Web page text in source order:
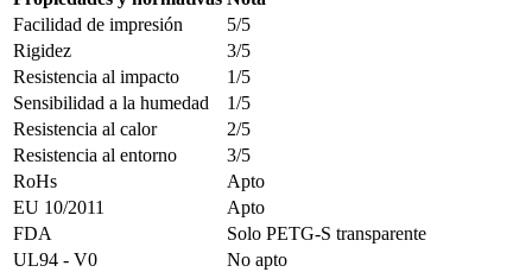
Facilidad de impresión
5/5
Rigidez
3/5
Resistencia al impacto
1/5
Sensibilidad a la humedad
1/5
Resistencia al calor
2/5
Resistencia al entorno
3/5
RoHs
Apto
EU 10/2011
Apto
FDA
Solo PETG-S transparente
UL94 - V0
No apto